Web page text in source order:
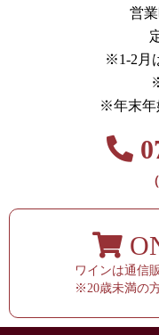
営
※1-2月
※年末年
ワインは通信
※20歳未満の